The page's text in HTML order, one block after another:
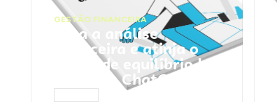
GESTÃO FINANCEIRA
Faça a análise
financeira e atinja o
ponto de equilíbrio |
Prompts ChatGPT